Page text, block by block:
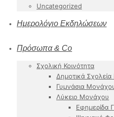
Uncategorized
Ημερολόγιο Εκδηλώσεων
Πρόσωπα & Co
Σχολική Κοινότητα
Δημοτικά
Γυμνάσια
Λύκειο Μονάχου
Εφημερίδα